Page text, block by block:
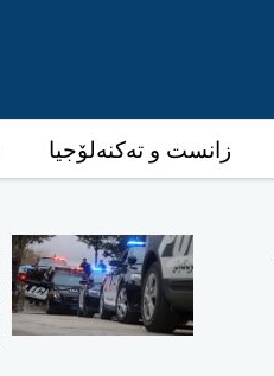
زانست و تەکنەلۆجیا